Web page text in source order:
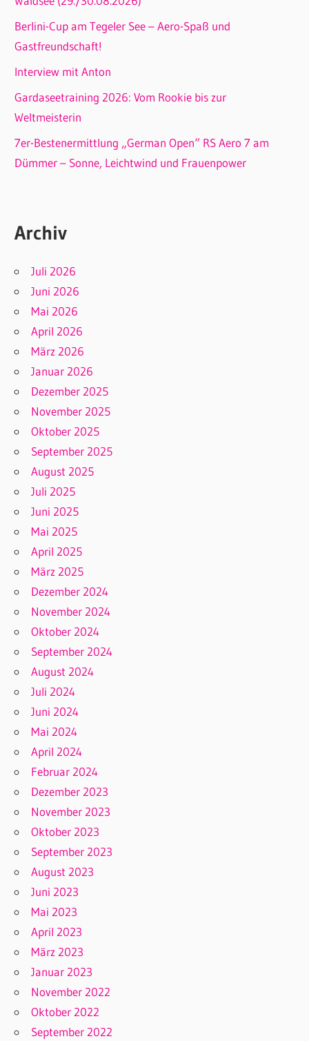
Berlini-Cup am Tegeler See – Aero-Spaß und
Gastfreundschaft!
Interview mit Anton
Gardaseetraining 2026: Vom Rookie bis zur
Weltmeisterin
7er-Bestenermittlung „German Open“ RS Aero 7 am
Dümmer – Sonne, Leichtwind und Frauenpower
Archiv
Juli 2026
Juni 2026
Mai 2026
April 2026
März 2026
Januar 2026
Dezember 2025
November 2025
Oktober 2025
September 2025
August 2025
Juli 2025
Juni 2025
Mai 2025
April 2025
März 2025
Dezember 2024
November 2024
Oktober 2024
September 2024
August 2024
Juli 2024
Juni 2024
Mai 2024
April 2024
Februar 2024
Dezember 2023
November 2023
Oktober 2023
September 2023
August 2023
Juni 2023
Mai 2023
April 2023
März 2023
Januar 2023
November 2022
Oktober 2022
September 2022